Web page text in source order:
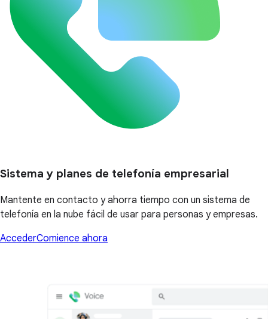
Sistema y planes de telefonía empresarial
Mantente en contacto y ahorra tiempo con un sistema de
telefonía en la nube fácil de usar para personas y empresas.
AccederComience ahora